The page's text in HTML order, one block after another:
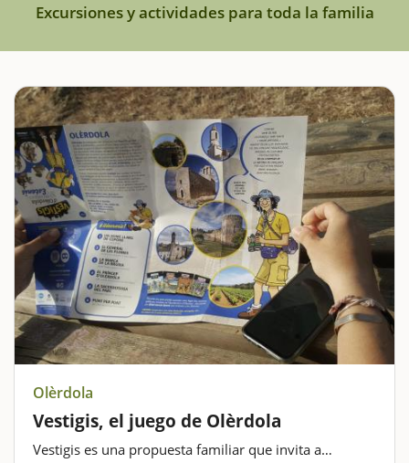
Excursiones y actividades para toda la familia
Olèrdola
Vestigis, el juego de Olèrdola
Vestigis es una propuesta familiar que invita a